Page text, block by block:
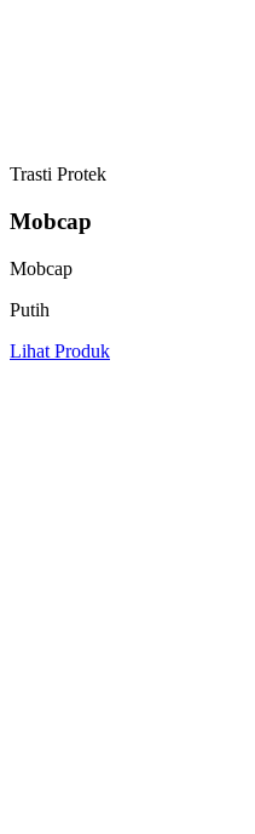
Trasti Protek
Mobcap
Mobcap
Putih
Lihat Produk